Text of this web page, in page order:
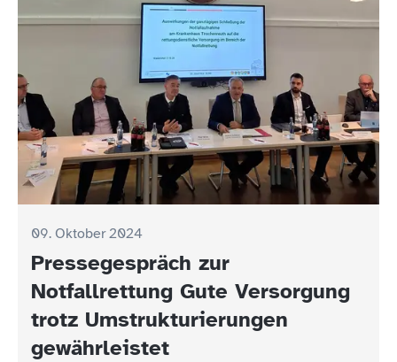
09. Oktober 2024
Pressegespräch zur
Notfallrettung Gute Versorgung
trotz Umstrukturierungen
gewährleistet